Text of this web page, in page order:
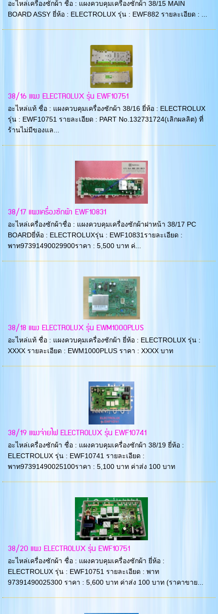
อะไหล่เครื่องซักผ้า ชื่อ : แผงควบคุมเครื่องซักผ้า 38/15 MAIN
BOARD ASSY ยี่ห้อ : ELECTROLUX รุ่น : EWF882 รายละเอียด : ...
38/16 แผง ELECTROLUX รุ่น EWF10751
อะไหล่แท้ ชื่อ : แผงควบคุมเครื่องซักผ้า 38/16 ยี่ห้อ : ELECTROLUX
รุ่น : EWF10751 รายละเอียด : PART No.132731724(เลิกผลลิต) ที่
ร้านไม่มีของแล...
38/17 แผงเครื่องซักผ้า EWF10831
อะไหล่เครื่องซักผ้าชื่อ : แผงควบคุมเครื่องซักผ้าฝาหน้า 38/17 PC
BOARDยี่ห้อ : ELECTROLUXรุ่น : EWF10831รายละเอียด :
พาท97391490029900ราคา : 5,500 บาท ค่...
38/18 แผง ELECTROLUX รุ่น EWM1000PLUS
อะไหล่แท้ ชื่อ : แผงควบคุมเครื่องซักผ้า ยี่ห้อ : ELECTROLUX รุ่น :
XXXX รายละเอียด : EWM1000PLUS ราคา : XXXX บาท
38/19 แผงจ่ายไฟ ELECTROLUX รุ่น EWF10741
อะไหล่เครื่องซักผ้า ชื่อ : แผงควบคุมเครื่องซักผ้า 38/19 ยี่ห้อ :
ELECTROLUX รุ่น : EWF10741 รายละเอียด :
พาท97391490025100ราคา : 5,100 บาท ค่าส่ง 100 บาท
38/20 แผง ELECTROLUX รุ่น EWF10751
อะไหล่เครื่องซักผ้า ชื่อ : แผงควบคุมเครื่องซักผ้า ยี่ห้อ :
ELECTROLUX รุ่น : EWF10751 รายละเอียด : พาท
97391490025300 ราคา : 5,600 บาท ค่าส่ง 100 บาท (ราคาขาย...